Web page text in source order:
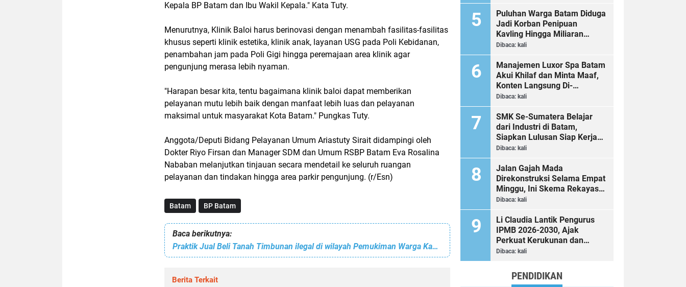
Kepala BP Batam dan Ibu Wakil Kepala." Kata Tuty.
Menurutnya, Klinik Baloi harus berinovasi dengan menambah fasilitas-fasilitas
khusus seperti klinik estetika, klinik anak, layanan USG pada Poli Kebidanan,
penambahan jam pada Poli Gigi hingga peremajaan area klinik agar
pengunjung merasa lebih nyaman.
"Harapan besar kita, tentu bagaimana klinik baloi dapat memberikan
pelayanan mutu lebih baik dengan manfaat lebih luas dan pelayanan
maksimal untuk masyarakat Kota Batam." Pungkas Tuty.
Anggota/Deputi Bidang Pelayanan Umum Ariastuty Sirait didampingi oleh
Dokter Riyo Firsan dan Manager SDM dan Umum RSBP Batam Eva Rosalina
Nababan melanjutkan tinjauan secara mendetail ke seluruh ruangan
pelayanan dan tindakan hingga area parkir pengunjung. (r/Esn)
Batam BP Batam
Baca berikutnya:
Praktik Jual Beli Tanah Timbunan ilegal di wilayah Pemukiman Warga Kabil Bebas Beroperasi, Kebal Hukum?
Berita Terkait
Puluhan Warga Batam Diduga
Jadi Korban Penipuan
Kavling Hingga Miliaran
Rupiah, Laporan ke Polda
Dibaca: kali
Manajemen Luxor Spa Batam
Akui Khilaf dan Minta Maaf,
Konten Langsung Di-
Takedown
Dibaca: kali
SMK Se-Sumatera Belajar
dari Industri di Batam,
Siapkan Lulusan Siap Kerja
Era Digital
Dibaca: kali
Jalan Gajah Mada
Direkonstruksi Selama Empat
Minggu, Ini Skema Rekayasa
Lalu Lintasnya
Dibaca: kali
Li Claudia Lantik Pengurus
IPMB 2026-2030, Ajak
Perkuat Kerukunan dan
Sinergi dengan Pemko Batam
Dibaca: kali
PENDIDIKAN